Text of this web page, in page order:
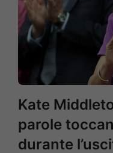
Kate
parole
durante